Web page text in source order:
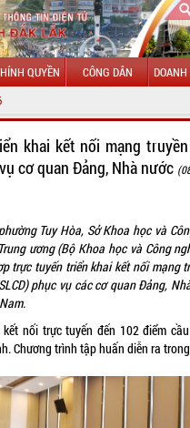
QUYỀN CÔNG DÂN
ĐIỀU HÀNH
khai kết nối mạng
cơ quan Đảng, Nhà nước
Tuy Hòa, Sở Khoa học và
ương (Bộ Khoa học và Công
trực tuyến triển khai kết nối mạng
phục vụ các cơ quan Đảng,
nối trực tuyến đến 102 điểm
Chương trình tập huấn diễn ra